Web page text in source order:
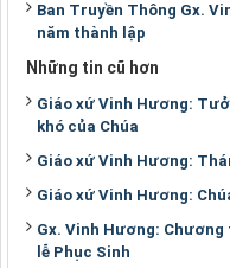
Ban Truyền Thông Gx.
năm thành lập
Những tin cũ hơn
Giáo xứ Vinh Hương:
khó của Chúa
Giáo xứ Vinh Hương:
Giáo xứ Vinh Hương:
Gx. Vinh Hương:
lễ Phục Sinh